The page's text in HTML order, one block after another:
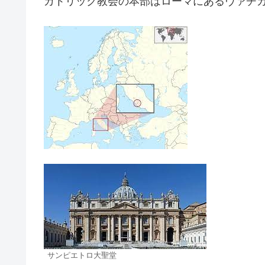
サンピエトロ大聖堂